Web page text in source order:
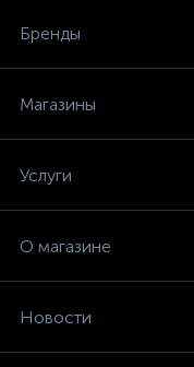
Бренды
Магазины
Услуги
О магазине
Новости